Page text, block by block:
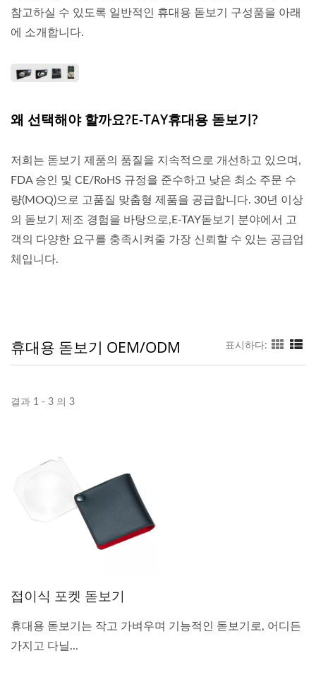
참고하실 수 있도록 일반적인 휴대용 돋보기 구성품을 아래
에 소개합니다.
왜 선택해야 할까요?E-TAY휴대용 돋보기?
저희는 돋보기 제품의 품질을 지속적으로 개선하고 있으며,
FDA 승인 및 CE/RoHS 규정을 준수하고 낮은 최소 주문 수
량(MOQ)으로 고품질 맞춤형 제품을 공급합니다. 30년 이상
의 돋보기 제조 경험을 바탕으로,E-TAY돋보기 분야에서 고
객의 다양한 요구를 충족시켜줄 가장 신뢰할 수 있는 공급업
체입니다.
휴대용 돋보기 OEM/ODM 표시하다:
결과 1 - 3 의 3
접이식 포켓 돋보기
휴대용 돋보기는 작고 가벼우며 기능적인 돋보기로, 어디든
가지고 다닐...